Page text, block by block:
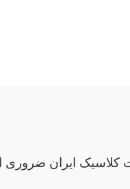
کلاسیک ایران